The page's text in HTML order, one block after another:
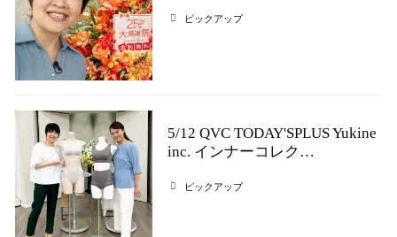
ピックアップ
5/12 QVC TODAY'SPLUS Yukine
inc. インナーコレク…
ピックアップ